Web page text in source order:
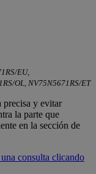
EU,
OL, NV75N5671RS/ET
precisa y evitar
la parte que
en la sección de
consulta clicando